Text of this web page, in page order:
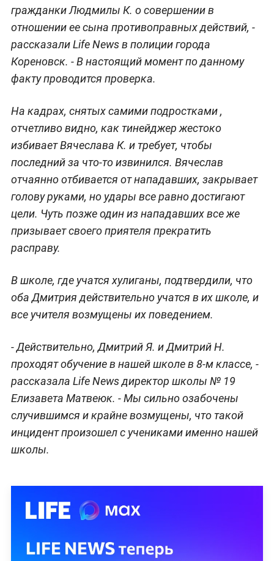
гражданки Людмилы К. о совершении в
отношении ее сына противоправных действий, -
рассказали Life News в полиции города
Кореновск. - В настоящий момент по данному
факту проводится проверка.
На кадрах, снятых самими подростками ,
отчетливо видно, как тинейджер жестоко
избивает Вячеслава К. и требует, чтобы
последний за что-то извинился. Вячеслав
отчаянно отбивается от нападавших, закрывает
голову руками, но удары все равно достигают
цели. Чуть позже один из нападавших все же
призывает своего приятеля прекратить
расправу.
В школе, где учатся хулиганы, подтвердили, что
оба Дмитрия действительно учатся в их школе, и
все учителя возмущены их поведением.
- Действительно, Дмитрий Я. и Дмитрий Н.
проходят обучение в нашей школе в 8-м классе, -
рассказала Life News директор школы № 19
Елизавета Матвеюк. - Мы сильно озабочены
случившимся и крайне возмущены, что такой
инцидент произошел с учениками именно нашей
школы.